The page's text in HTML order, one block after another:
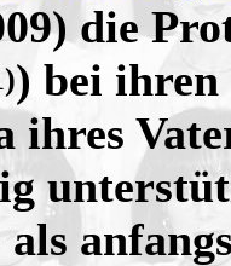
die
) bei ihren
ihres
als